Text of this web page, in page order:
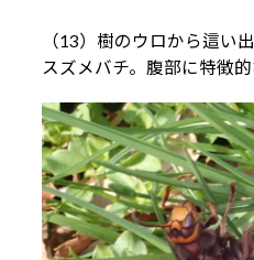
（13）樹のウロから這い
スズメバチ。腹部に特徴的